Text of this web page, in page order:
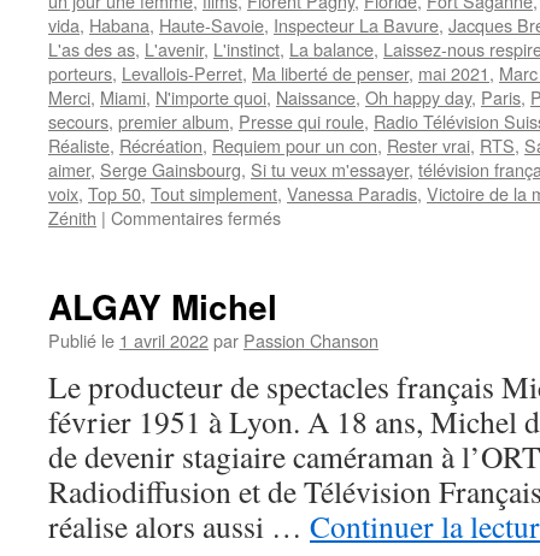
vida, Habana, Haute-Savoie, Inspecteur La Bavure, Jacques
L'as des as, L'avenir, L'instinct, La balance, Laissez-nous
porteurs, Levallois-Perret, Ma liberté de penser, mai 2021,
Merci, Miami, N'importe quoi, Naissance, Oh happy day, Paris,
secours, premier album, Presse qui roule, Radio Télévision
Réaliste, Récréation, Requiem pour un con, Rester vrai, RTS,
aimer, Serge Gainsbourg, Si tu veux m'essayer, télévision
voix, Top 50, Tout simplement, Vanessa Paradis, Victoire de la
Zénith | Commentaires ferméssur
ALGAY Michel
Publié le 1 avril 2022par Passion Chanson
Le producteur de spectacles français
février 1951 à Lyon. A 18 ans, Michel
de devenir stagiaire caméraman à
Radiodiffusion et de Télévision
réalise alors aussi … Continuer la